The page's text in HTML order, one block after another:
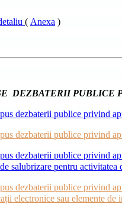
( Anexa )
DEZBATERII PUBLICE
dezbaterii publice privind
dezbaterii publice privind
dezbaterii publice privind
salubrizare pentru
dezbaterii publice privind
electronice sau elemente de